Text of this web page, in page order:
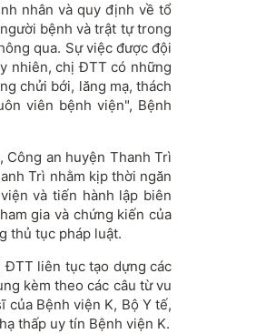
nhân và quy định về tổ
bệnh và trật tự trong
qua. Sự việc được đội
nhiên, chị ĐTT có những
chửi bới, lăng mạ, thách
viên bệnh viện", Bệnh
Công an huyện Thanh Trì
Trì nhằm kịp thời ngăn
và tiến hành lập biên
gia và chứng kiến của
thủ tục pháp luật.
ĐTT liên tục tạo dựng các
kèm theo các câu từ vu
của Bệnh viện K, Bộ Y tế,
thấp uy tín Bệnh viện K.